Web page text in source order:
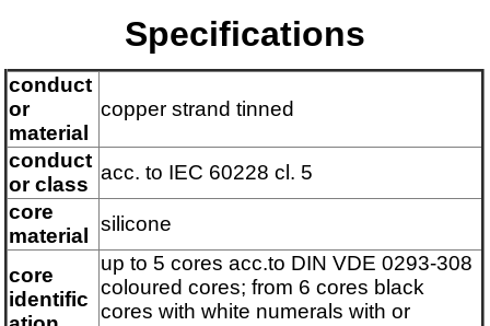
Specifications
conduct
or
material
copper strand tinned
conduct
or class
acc. to IEC 60228 cl. 5
core
material
silicone
core
identific
up to 5 cores acc.to DIN VDE 0293-308
coloured cores; from 6 cores black
cores with white numerals with or